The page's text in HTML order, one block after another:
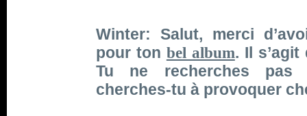
Winter: Salut, merci
pour ton bel album. Il
Tu ne recherches pas
cherches-tu à provoquer